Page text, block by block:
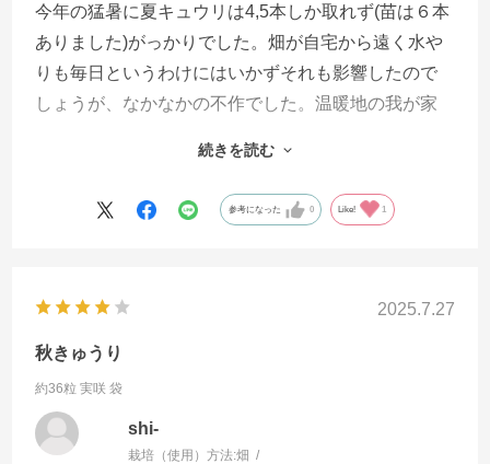
今年の猛暑に夏キュウリは4,5本しか取れず(苗は６本
ありました)がっかりでした。畑が自宅から遠く水や
りも毎日というわけにはいかずそれも影響したので
しょうが、なかなかの不作でした。温暖地の我が家
在10０センチほどに成長しています。今の気温がベ
ストだったじゃないかと思います。今月いっぱいは
こちらは気温が高いので収穫に期待です。(急に冬に
続きを読む
参考になった 0 Like! 1
2025.7.27
秋きゅうり
約36粒 実咲 袋
shi-
栽培（使用）方法:畑